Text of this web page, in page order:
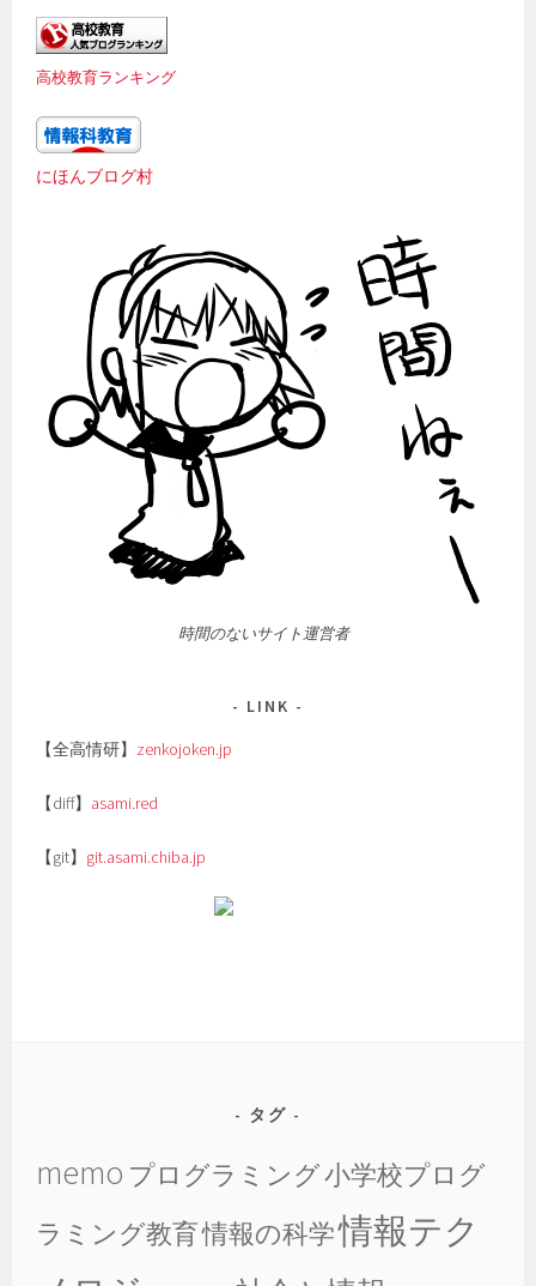
ブ
高校教育ランキング
にほんブログ村
時間のないサイト運営者
LINK
【全高情研】 zenkojoken.jp
【diff】 asami.red
【git】 git.asami.chiba.jp
タグ
memo プログラミング小学校プログ
ラミング教育情報の科学情報テク